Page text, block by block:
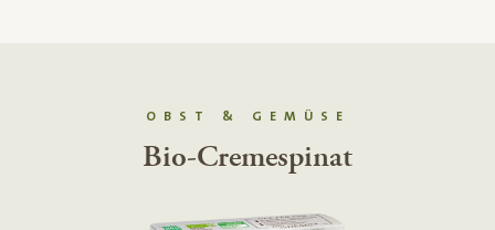
OBST & GEMÜSE
Bio-Zuckerkarotten